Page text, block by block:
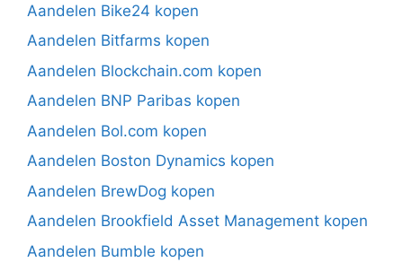
Aandelen Bike24 kopen
Aandelen Bitfarms kopen
Aandelen Blockchain.com kopen
Aandelen BNP Paribas kopen
Aandelen Bol.com kopen
Aandelen Boston Dynamics kopen
Aandelen BrewDog kopen
Aandelen Brookfield Asset Management kopen
Aandelen Bumble kopen